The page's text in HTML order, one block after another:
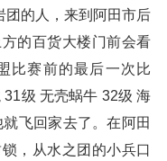
团的人，来到阿田市后
的百货大楼门前会看
比赛前的最后一次比
级 无壳蜗牛 32级 海
飞回家去了。在阿田
，从水之团的小兵口